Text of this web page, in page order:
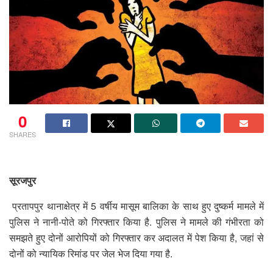
0
SHARES
सूरजपुर
प्रतापपुर थानाक्षेत्र में 5 वर्षीय मासूम बालिका के साथ हुए दुष्कर्म मामले में
पुलिस ने नानी-पोते को गिरफ्तार किया है. पुलिस ने मामले की गंभीरता को
समझते हुए दोनों आरोपियों को गिरफ्तार कर अदालत में पेश किया है, जहां से
दोनों को न्यायिक रिमांड पर जेल भेज दिया गया है.